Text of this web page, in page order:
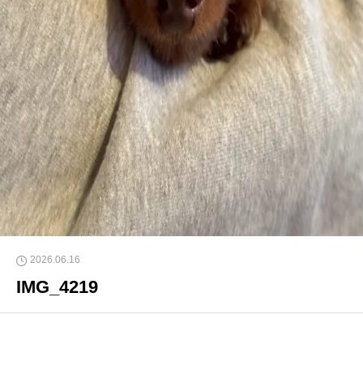
2026.06.16
IMG_4219